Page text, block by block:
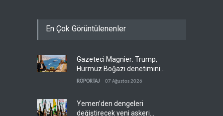
Muhsin Rızai'ye yeni görev
Hamas arabuluculardan
İsrail'e baskı yapmasını
istedi
09 Ağustos 2026
En Çok Görüntülenenler
Gazeteci Magnier: Trump,
Hürmüz Boğazı denetimini
doğrudan İran ve Umman'a
RÖPORTAJ 07 Ağustos 2026
Yemen’den dengeleri
değiştirecek yeni askeri